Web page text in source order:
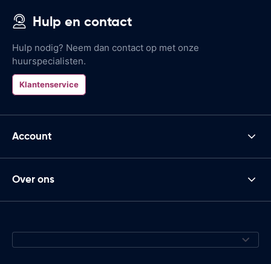
Hulp en contact
Hulp nodig? Neem dan contact op met onze
huurspecialisten.
Klantenservice
Account
Over ons